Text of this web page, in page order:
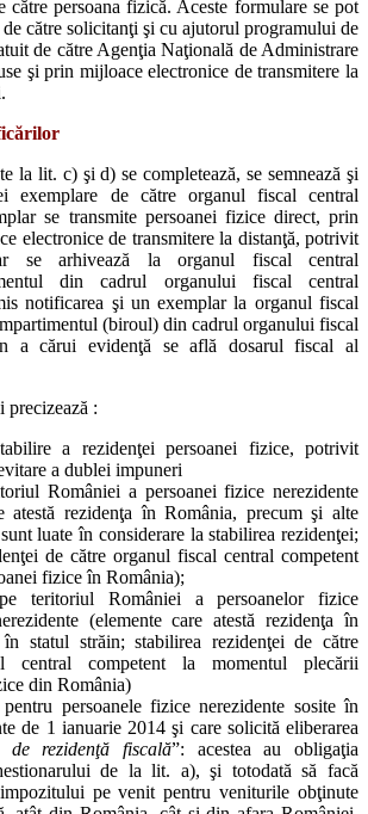
către persoana fizică. Aceste formulare se pot
de către solicitanţi şi cu ajutorul programului de
de către Agenţia Naţională de Administrare
şi prin mijloace electronice de transmitere la
la lit. c) şi d) se completează, se semnează şi
exemplare de către organul fiscal central
se transmite persoanei fizice direct, prin
electronice de transmitere la distanţă, potrivit
se arhivează la organul fiscal central
din cadrul organului fiscal central
notificarea şi un exemplar la organul fiscal
(biroul) din cadrul organului fiscal
a cărui evidenţă se află dosarul fiscal al
precizează :
a rezidenţei persoanei fizice, potrivit
a dublei impuneri
României a persoanei fizice nerezidente
atestă rezidenţa în România, precum şi alte
luate în considerare la stabilirea rezidenţei;
de către organul fiscal central competent
fizice în România);
teritoriul României a persoanelor fizice
(elemente care atestă rezidenţa în
statul străin; stabilirea rezidenţei de către
central competent la momentul plecării
din România)
pentru persoanele fizice nerezidente sosite în
de 1 ianuarie 2014 şi care solicită eliberarea
de rezidenţă fiscală”: acestea au obligaţia
de la lit. a), şi totodată să facă
pe venit pentru veniturile obţinute